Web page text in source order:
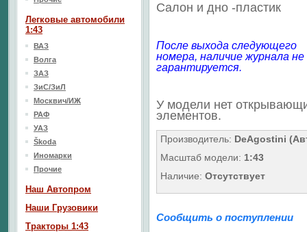
Салон и дно -пластик
После выхода следующего
номера, наличие журнала не
гарантируется.
У модели нет
элементов.
Производитель: DeAgostini
Масштаб модели: 1:43
Наличие: Отсутствует
Сообщить о поступлении
Легковые автомобили
1:43
ВАЗ
Волга
ЗАЗ
ЗиС/ЗиЛ
Москвич/ИЖ
РАФ
УАЗ
Škoda
Иномарки
Прочие
Наш Aвтопром
Наши Грузовики
Тракторы 1:43